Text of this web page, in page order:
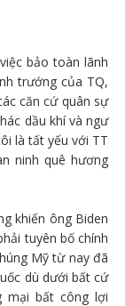
bảo toàn lãnh
trướng của TQ,
căn cứ quân sự
dầu khí và ngư
là tất yếu với TT
ninh quê hương
khiến ông Biden
tuyên bố chính
Mỹ từ nay đã
dù dưới bất cứ
mại bất công lợi